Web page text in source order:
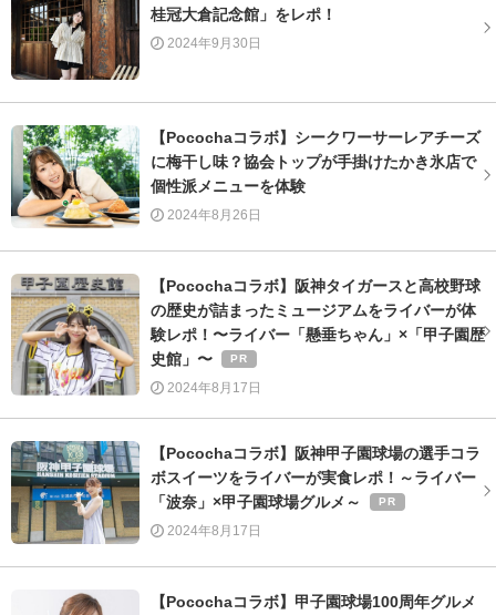
桂冠大倉記念館」をレポ！
2024年9月30日
【Pocochaコラボ】シークワーサーレアチーズ
に梅干し味？協会トップが手掛けたかき氷店で
個性派メニューを体験
2024年8月26日
【Pocochaコラボ】阪神タイガースと高校野球
の歴史が詰まったミュージアムをライバーが体
験レポ！〜ライバー「懸垂ちゃん」×「甲子園歴
史館」〜
2024年8月17日
【Pocochaコラボ】阪神甲子園球場の選手コラ
ボスイーツをライバーが実食レポ！～ライバー
「波奈」×甲子園球場グルメ～
2024年8月17日
【Pocochaコラボ】甲子園球場100周年グルメ